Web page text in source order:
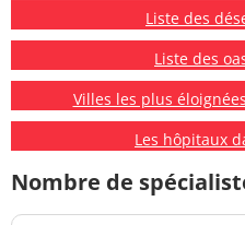
Liste des
Liste des
Villes les plus
Les hôpitaux
Nombre de